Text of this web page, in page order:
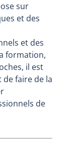
sur
et des
et des
formation,
il est
de faire de la
de